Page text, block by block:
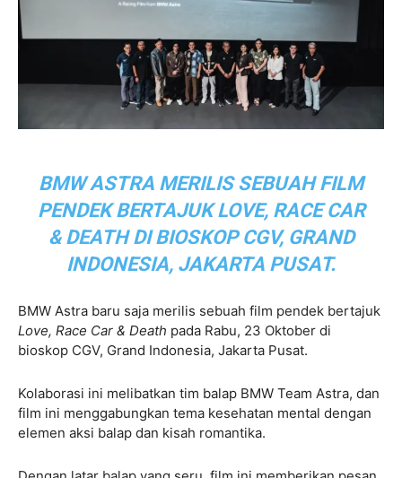
BMW ASTRA MERILIS SEBUAH FILM
PENDEK BERTAJUKLOVE, RACE CAR
& DEATHDI BIOSKOP CGV, GRAND
INDONESIA, JAKARTA PUSAT.
BMW Astra baru saja merilis sebuah film pendek bertajuk
Love, Race Car & Death pada Rabu, 23 Oktober di
bioskop CGV, Grand Indonesia, Jakarta Pusat.
Kolaborasi ini melibatkan tim balap BMW Team Astra, dan
film ini menggabungkan tema kesehatan mental dengan
elemen aksi balap dan kisah romantika.